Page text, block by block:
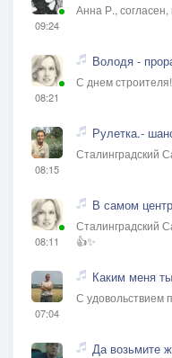
09:24
Анна Р.,
08:21
Володя -
С днем
08:15
Рулетка.-
Сталинградский
08:11
В самом
Сталинградский
👍✨
07:04
Каким меня
С удовольствием
Да возьмите